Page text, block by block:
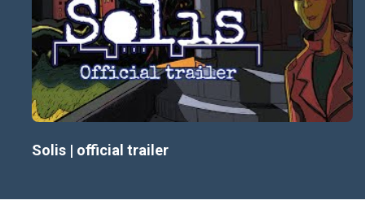
influenciando eventos subsequentes, enquanto o
texto do jogo se ajusta dinamicamente para refletir
suas escolhas. As interações são simplificadas para
usar apenas um botão, auxiliadas por ícones de
interação sensíveis ao contexto. A interface é o mais
enxuta possível. Solis oferece múltiplos finais e foi
jogo completo dure aproximadamente 2,5 horas.
Solis | official trailer